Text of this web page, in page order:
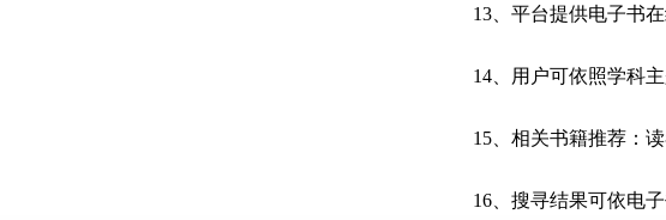
13 、平台提供电子书
14 、用户可依照学科
15 、相关书籍推荐：
16 、搜寻结果可依电